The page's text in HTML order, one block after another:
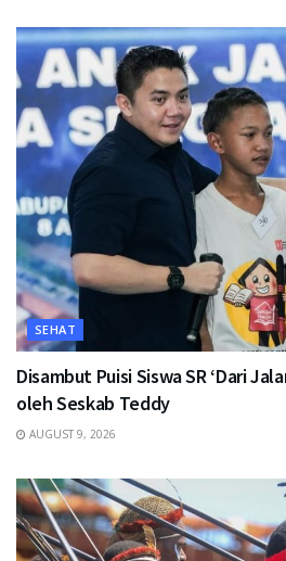
SEHAT
Disambut Puisi Siswa SR ‘Dari
oleh Seskab Teddy
AUGUST 9, 2026